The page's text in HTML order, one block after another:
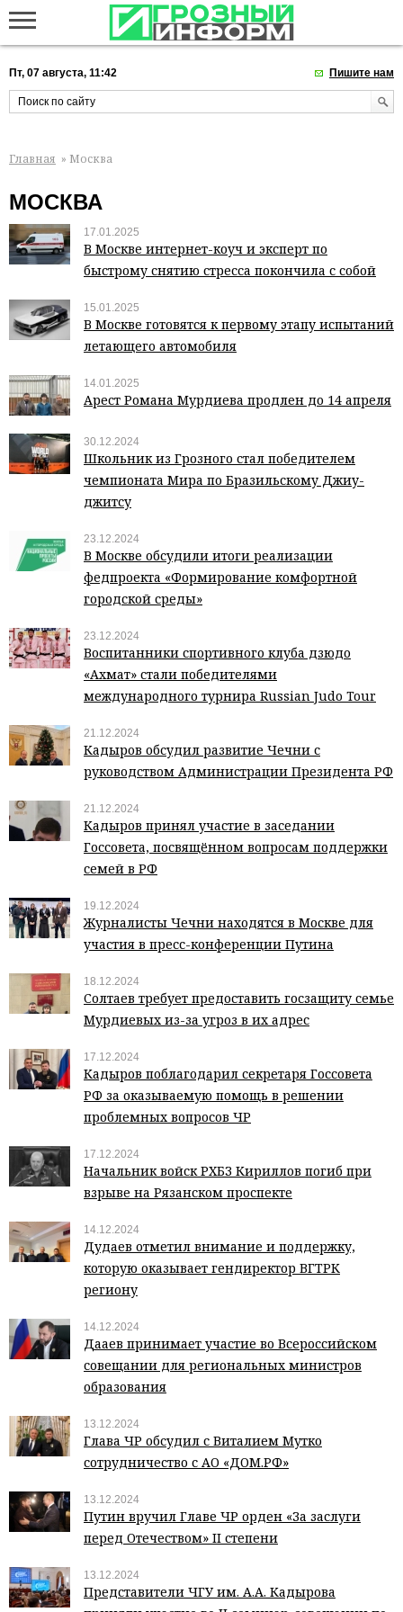
Пт, 07 августа, 11:42 Пишите нам
Главная » Москва
МОСКВА
17.01.2025
В Москве интернет-коуч и эксперт по
быстрому снятию стресса покончила с собой
15.01.2025
В Москве готовятся к первому этапу испытаний
летающего автомобиля
14.01.2025
Арест Романа Мурдиева продлен до 14 апреля
30.12.2024
Школьник из Грозного стал победителем
чемпионата Мира по Бразильскому Джиу-
джитсу
23.12.2024
В Москве обсудили итоги реализации
федпроекта «Формирование комфортной
городской среды»
23.12.2024
Воспитанники спортивного клуба дзюдо
«Ахмат» стали победителями
международного турнира Russian Judo Tour
21.12.2024
Кадыров обсудил развитие Чечни с
руководством Администрации Президента РФ
21.12.2024
Кадыров принял участие в заседании
Госсовета, посвящённом вопросам поддержки
семей в РФ
19.12.2024
Журналисты Чечни находятся в Москве для
участия в пресс-конференции Путина
18.12.2024
Солтаев требует предоставить госзащиту семье
Мурдиевых из-за угроз в их адрес
17.12.2024
Кадыров поблагодарил секретаря Госсовета
РФ за оказываемую помощь в решении
проблемных вопросов ЧР
17.12.2024
Начальник войск РХБЗ Кириллов погиб при
взрыве на Рязанском проспекте
14.12.2024
Дудаев отметил внимание и поддержку,
которую оказывает гендиректор ВГТРК
региону
14.12.2024
Дааев принимает участие во Всероссийском
совещании для региональных министров
образования
13.12.2024
Глава ЧР обсудил с Виталием Мутко
сотрудничество с АО «ДОМ.РФ»
13.12.2024
Путин вручил Главе ЧР орден «За заслуги
перед Отечеством» II степени
13.12.2024
Представители ЧГУ им. А.А. Кадырова